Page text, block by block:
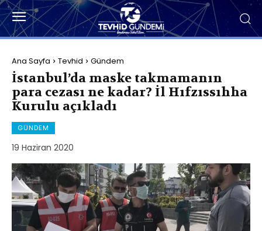
Ana Sayfa Tevhid Gündem
İstanbul’da maske takmamanın
para cezası ne kadar? İl Hıfzıssıhha
Kurulu açıkladı
GÜNDEM
19 Haziran 2020